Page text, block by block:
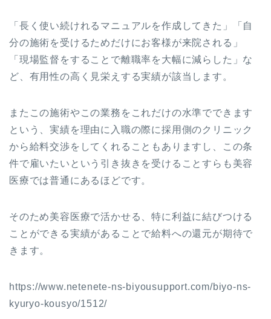
「長く使い続けれるマニュアルを作成してきた」「自
分の施術を受けるためだけにお客様が来院される」
「現場監督をすることで離職率を大幅に減らした」な
ど、有用性の高く見栄えする実績が該当します。
またこの施術やこの業務をこれだけの水準でできます
という、実績を理由に入職の際に採用側のクリニック
から給料交渉をしてくれることもありますし、この条
件で雇いたいという引き抜きを受けることすらも美容
医療では普通にあるほどです。
そのため美容医療で活かせる、特に利益に結びつける
ことができる実績があることで給料への還元が期待で
きます。
https://www.netenete-ns-biyousupport.com/biyo-ns-
kyuryo-kousyo/1512/